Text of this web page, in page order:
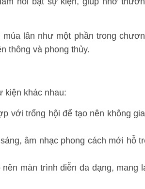
lân như một phần trong
thông và phong thủy.
kiện khác nhau:
với trống hội để tạo nên không
âm nhạc phong cách mới hỗ
màn trình diễn đa dạng, mang